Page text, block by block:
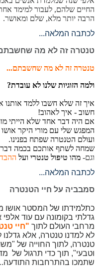
החיים שלהם, לעבור למימד
הרבה יותר מלא, שלם ומאושר.
לכתבה המלאה...
טנטרה זה לא מה
טנטרה זה לא מה שחשבתם...
ולמה הזוגיות שלנו לא עובדת?
איך זה שלא חשבו ללמד אותנו
חשוב - איך לאהוב!
אם היה דבר אחד שלא הייתי
המפגש שלי עם מורי היקר אושו
ועולם הטנטרה שפתח בפנינו.
שמחה לשתף אותכם בכמה
וגם- מהו טיפול טנטרי ועל
לכתבה המלאה...
סמבביה על חיי הטנטרה
גדלתי בקומונה עם עוד אלפי
מרחבי העולם לתוך "חיי
לא למדנו טנטרה, אלא גדלנו
טנטרה, לתוך החוייה של
וטבעי", תוך כדי תרגול של
שתמכו בהתרחבות